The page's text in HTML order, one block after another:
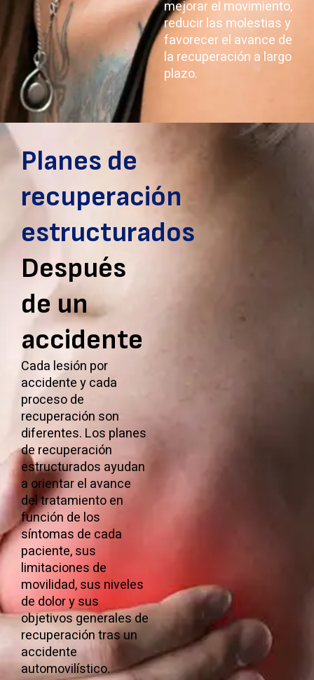
mejorar el movimiento,
reducir las molestias y
favorecer el avance de
la recuperación a largo
plazo.
Planes de
recuperación
estructurados
Después
de un
accidente
Cada lesión por
accidente y cada
proceso de
recuperación son
diferentes. Los planes
de recuperación
estructurados ayudan
a orientar el avance
del tratamiento en
función de los
síntomas de cada
paciente, sus
limitaciones de
movilidad, sus niveles
de dolor y sus
objetivos generales de
recuperación tras un
accidente
automovilístico.